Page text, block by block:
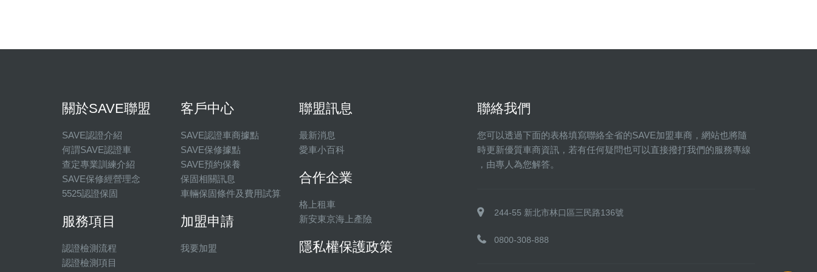
關於SAVE聯盟
SAVE認證介紹
何謂SAVE認證車
查定專業訓練介紹
SAVE保修經營理念
5525認證保固
服務項目
認證檢測流程
認證檢測項目
客戶中心
SAVE認證車商據點
SAVE保修據點
SAVE預約保養
保固相關訊息
車輛保固條件及費用試算
加盟申請
我要加盟
聯盟訊息
最新消息
愛車小百科
合作企業
格上租車
新安東京海上產險
隱私權保護政策
聯絡我們
您可以透過下面的表格填寫聯絡全省的SAVE加盟車商，網站也將隨
時更新優質車商資訊，若有任何疑問也可以直接撥打我們的服務專線
，由專人為您解答。
244-55 新北市林口區三民路136號
0800-308-888